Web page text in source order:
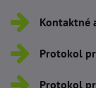
Kontaktné
Protokol
Protokol